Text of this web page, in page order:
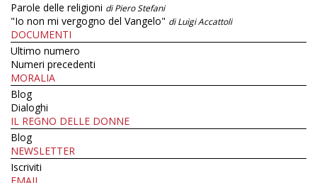
Parole delle religioni di Piero Stefani
"Io non mi vergogno del Vangelo" di Luigi Accattoli
DOCUMENTI
Ultimo numero
Numeri precedenti
MORALIA
Blog
Dialoghi
IL REGNO DELLE DONNE
Blog
NEWSLETTER
Iscriviti